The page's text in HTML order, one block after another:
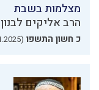
מצלמות בשבת
הרב אליקים לבנון
כ חשון התשפו (11.11.2025)